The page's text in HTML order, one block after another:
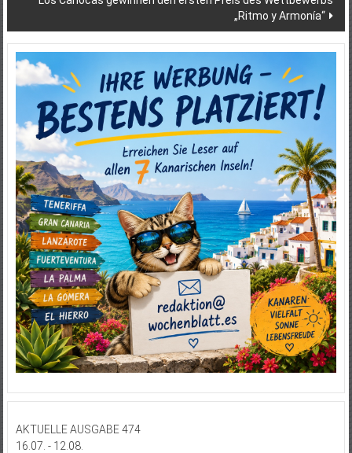
„Ritmo y Armonía“
AKTUELLE AUSGABE 474
16.07. - 12.08.